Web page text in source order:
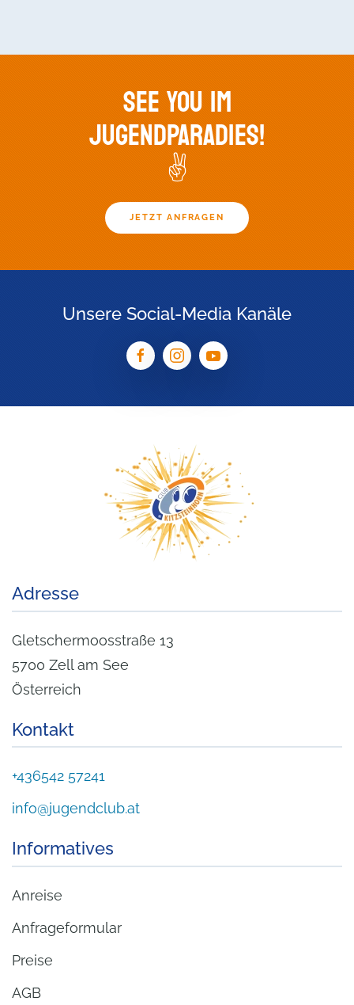
SEE YOU IM
JUGENDPARADIES!
✌️
JETZT ANFRAGEN
Unsere Social-Media Kanäle
Adresse
Gletschermoosstraße 13
5700 Zell am See
Österreich
Kontakt
+436542 57241
info@jugendclub.at
Informatives
Anreise
Anfrageformular
Preise
AGB